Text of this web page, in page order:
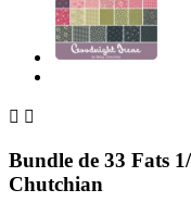
 
Bundle de 33 Fats
Chutchian